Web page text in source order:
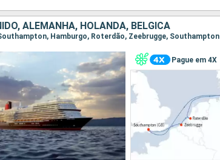
ALEMANHA, HOLANDA, BÉLGICA
Hamburgo, Roterdão, Zeebrugge, Southampton
Pague em 4X